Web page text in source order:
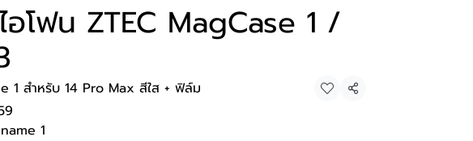
อโฟน ZTEC MagCase 1 /
1 สำหรับ 14 Pro Max สีใส + ฟิล์ม
แชร์
1